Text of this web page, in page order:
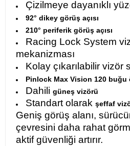
Çizilmeye dayanıklı
92° dikey görüş açısı
210° periferik görüş açısı
Racing Lock System
mekanizması
Kolay çıkarılabilir vizör
Pinlock Max Vision 120
Dahili güneş vizörü
Standart olarak şeffaf
Geniş görüş alanı,
çevresini daha rahat
aktif güvenliği artırır.